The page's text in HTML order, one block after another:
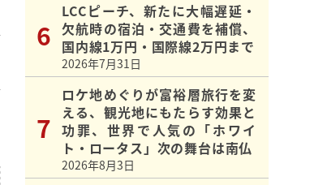
LCCピーチ、新たに大幅遅延・
欠航時の宿泊・交通費を補償、
国内線1万円・国際線2万円まで
2026年7月31日
ロケ地めぐりが富裕層旅行を変
える、観光地にもたらす効果と
功罪、世界で人気の「ホワイ
ト・ロータス」次の舞台は南仏
2026年8月3日